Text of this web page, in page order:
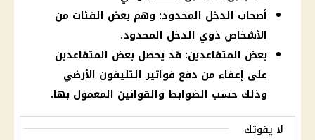
أصحاب الدخل المحدود: وهم بعض الفئات من
الأشخاص ذوي الدخل المحدود.
بعض المتقاعدين: قد يحصل بعض المتقاعدين
على إعفاء من دفع فواتير التليفون الأرضي
وذلك حسب الضوابط والقوانين المعمول بها.
لا يفوتك